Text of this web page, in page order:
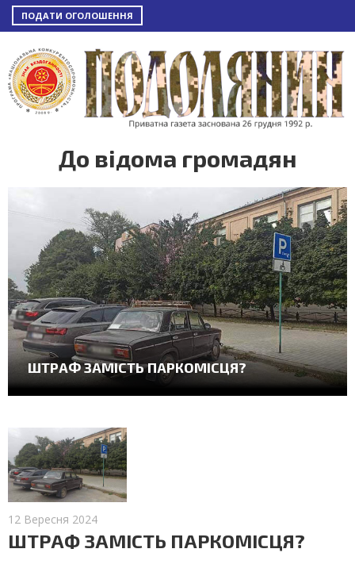
ПОДАТИ ОГОЛОШЕННЯ
До відома громадян
ШТРАФ ЗАМІСТЬ ПАРКОМІСЦЯ?
12 Вересня 2024
ШТРАФ ЗАМІСТЬ ПАРКОМІСЦЯ?